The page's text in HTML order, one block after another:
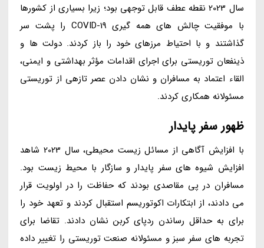
سال 2023 نقطه عطف قابل توجهی بود؛ زیرا بسیاری از کشورها
با موفقیت چالش های همه گیری COVID-19 را پشت سر
گذاشتند و با احتیاط مرزهای خود را باز کردند. دولت ها و
ذینفعان توریستی برای اجرای اقدامات مؤثر بهداشتی و ایمنی،
القاء اعتماد به مسافران و نشان دادن عصر تازهی از توریستی
مسئولانه همکاری کردند.
ظهور سفر پایدار
با افزایش آگاهی از مسائل زیست محیطی، سال 2023 شاهد
افزایش شیوه های سفر پایدار و سازگار با محیط زیست بود.
مسافران در پی مقاصدی بودند که حفاظت را در اولویت قرار
می دادند، از ابتکارات اکوتوریسم استقبال کردند و تعهد خود را
برای به حداقل رساندن ردپای کربن نشان دادند. تقاضا برای
تجربه های سفر سبز و مسئولانه صنعت توریستی را تغییر داده